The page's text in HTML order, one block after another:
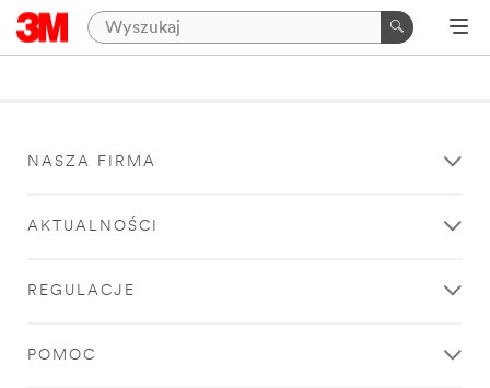
NASZA FIRMA
AKTUALNOŚCI
REGULACJE
POMOC